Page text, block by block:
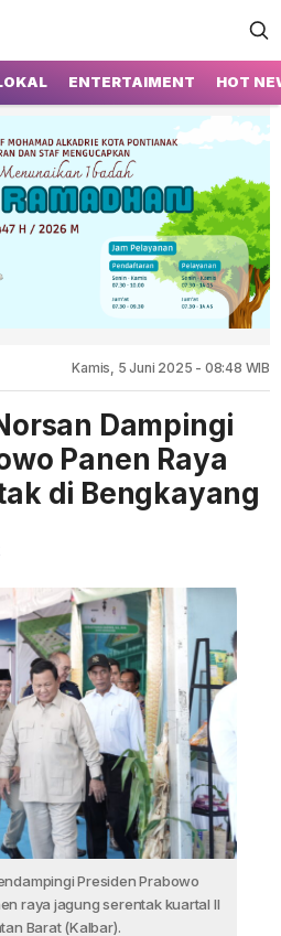
Pontianak
ENTERTAIMENT HOT
Kamis, 5 Juni 2025 - 08:48 WIB
Dampingi
Panen Raya
di Bengkayang
Presiden Prabowo
raya jagung serentak kuartal II
Barat (Kalbar).